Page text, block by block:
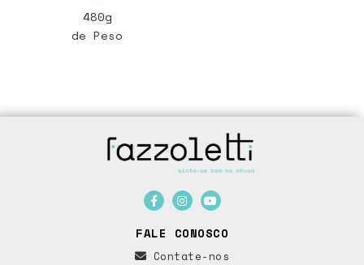
480g
de Peso
FALE CONOSCO
Contate-nos